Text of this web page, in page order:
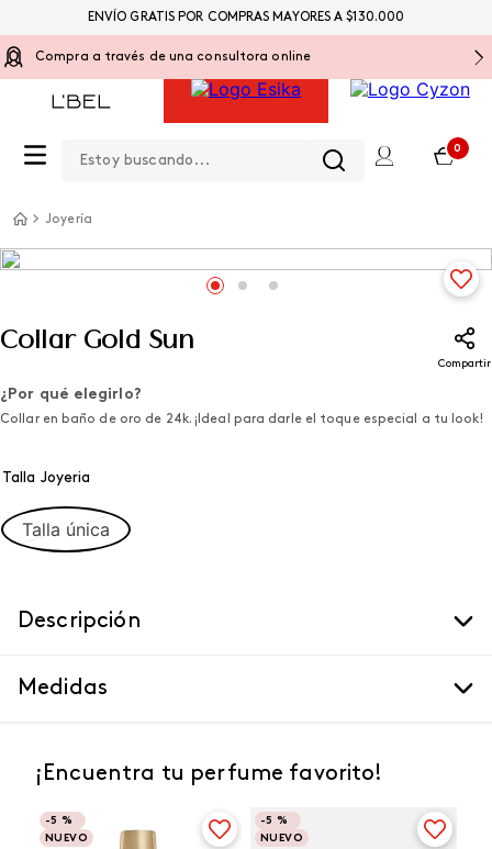
Compra a través de una consultora online
0
ENVÍO GRATIS POR COMPRAS MAYORES A $130.000
Joyería
Collar Gold Sun
Compartir
¿Por qué elegirlo?
Collar en baño de oro de 24k. ¡Ideal para darle el toque especial a tu look!
Talla Joyeria
Talla única
Descripción
Medidas
¡Encuentra tu perfume favorito!
-5 %
NUEVO
-5 %
NUEVO